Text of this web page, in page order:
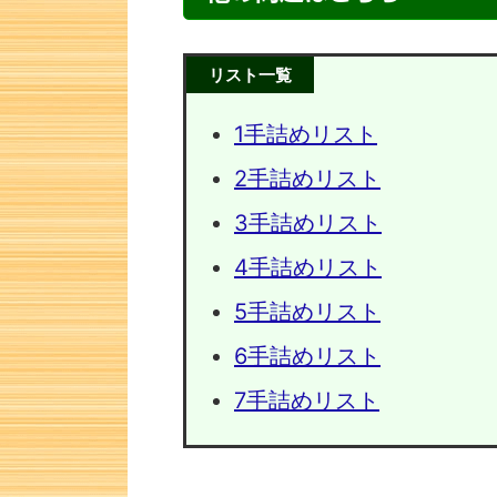
リスト一覧
1手詰めリスト
2手詰めリスト
3手詰めリスト
4手詰めリスト
5手詰めリスト
6手詰めリスト
7手詰めリスト
次の一手問題・2